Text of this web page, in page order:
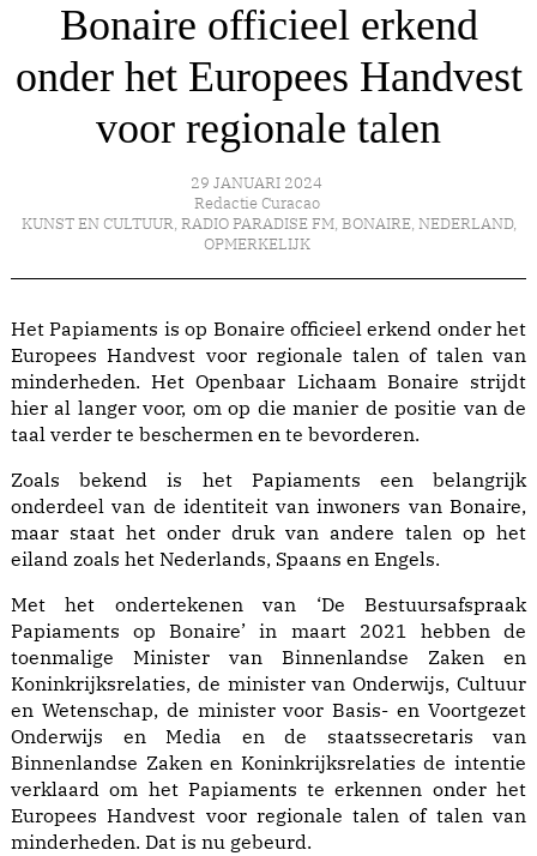
Bonaire officieel erkend
onder het Europees Handvest
voor regionale talen
29 JANUARI 2024
Redactie Curacao
KUNST EN CULTUUR, RADIO PARADISE FM, BONAIRE, NEDERLAND,
OPMERKELIJK
Het Papiaments is op Bonaire officieel erkend onder het
Europees Handvest voor regionale talen of talen van
minderheden. Het Openbaar Lichaam Bonaire strijdt
hier al langer voor, om op die manier de positie van de
taal verder te beschermen en te bevorderen.
Zoals bekend is het Papiaments een belangrijk
onderdeel van de identiteit van inwoners van Bonaire,
maar staat het onder druk van andere talen op het
eiland zoals het Nederlands, Spaans en Engels.
Met het ondertekenen van ‘De Bestuursafspraak
Papiaments op Bonaire’ in maart 2021 hebben de
toenmalige Minister van Binnenlandse Zaken en
Koninkrijksrelaties, de minister van Onderwijs, Cultuur
en Wetenschap, de minister voor Basis- en Voortgezet
Onderwijs en Media en de staatssecretaris van
Binnenlandse Zaken en Koninkrijksrelaties de intentie
verklaard om het Papiaments te erkennen onder het
Europees Handvest voor regionale talen of talen van
minderheden. Dat is nu gebeurd.